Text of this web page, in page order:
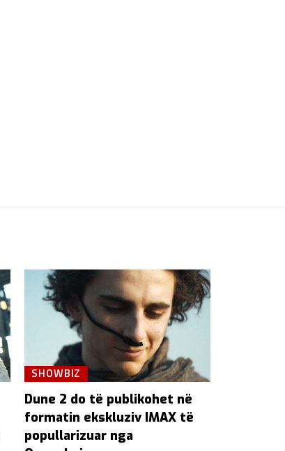
SHOWBIZ
Dune 2 do të publikohet në
formatin ekskluziv IMAX të
popullarizuar nga